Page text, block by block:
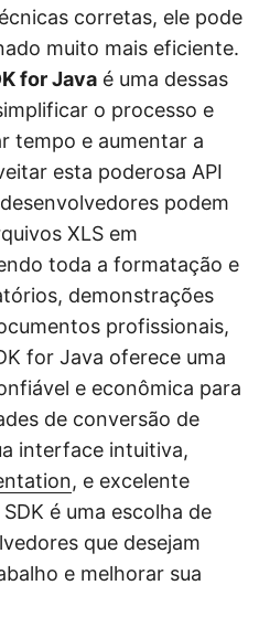
corretas, ele pode
muito mais eficiente.
for Java é uma dessas
o processo e
tempo e aumentar a
esta poderosa API
podem
XLS em
toda a formatação e
demonstrações
profissionais,
for Java oferece uma
e econômica para
de conversão de
interface intuitiva,
, e excelente
SDK é uma escolha de
que desejam
e melhorar sua